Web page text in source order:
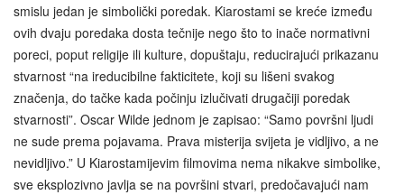
smislu jedan je simbolički poredak. Kiarostami se kreće između
ovih dvaju poredaka dosta tečnije nego što to inače normativni
poreci, poput religije ili kulture, dopuštaju, reducirajući prikazanu
stvarnost “na ireducibilne fakticitete, koji su lišeni svakog
značenja, do tačke kada počinju izlučivati drugačiji poredak
stvarnosti”. Oscar Wilde jednom je zapisao: “Samo površni ljudi
ne sude prema pojavama. Prava misterija svijeta je vidljivo, a ne
nevidljivo.” U Kiarostamijevim filmovima nema nikakve simbolike,
sve eksplozivno javlja se na površini stvari, predočavajući nam